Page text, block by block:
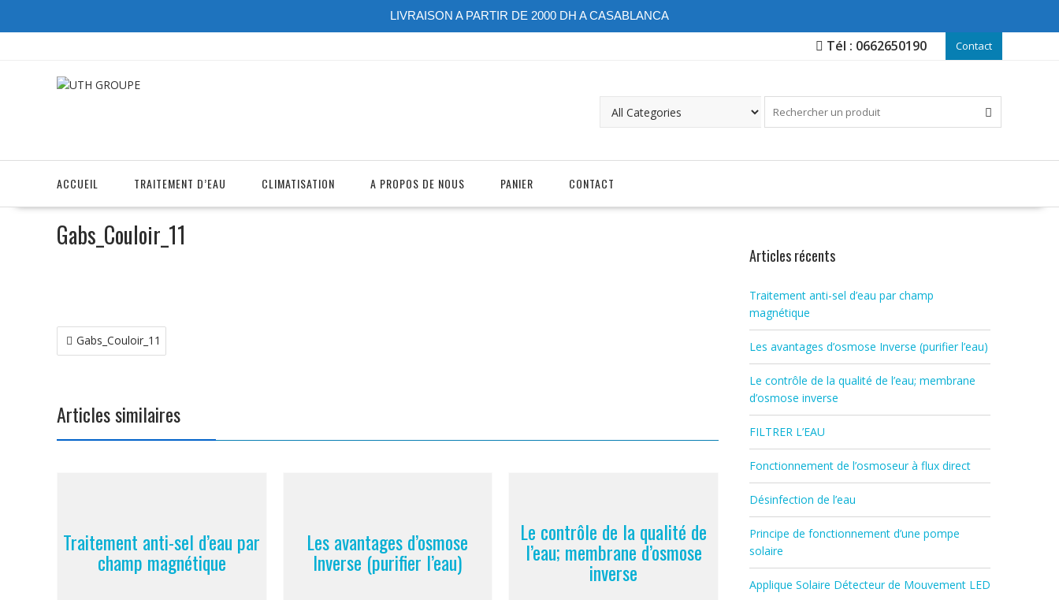
LIVRAISON A PARTIR DE 2000 DH A CASABLANCA
Tél : 0662650190 Contact
ACCUEIL TRAITEMENT D’EAU CLIMATISATION A PROPOS DE NOUS PANIER CONTACT
Gabs_Couloir_11
Navigation
de
Gabs_Couloir_11
Articles similaires
Traitement anti-sel d’eau par
champ magnétique
Les avantages d’osmose
Inverse (purifier l’eau)
Le contrôle de la qualité de
l’eau; membrane d’osmose
inverse
Articles récents
Traitement anti-sel d’eau par champ
magnétique
Les avantages d’osmose Inverse (purifier l’eau)
Le contrôle de la qualité de l’eau; membrane
d’osmose inverse
FILTRER L’EAU
Fonctionnement de l’osmoseur à flux direct
Désinfection de l’eau
Principe de fonctionnement d’une pompe
solaire
Applique Solaire Détecteur de Mouvement LED